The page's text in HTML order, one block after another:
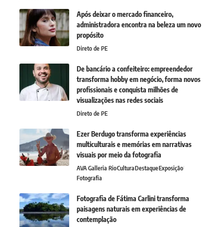
Após deixar o mercado financeiro,
administradora encontra na beleza um novo
propósito
Direto de PE
De bancário a confeiteiro: empreendedor
transforma hobby em negócio, forma novos
profissionais e conquista milhões de
visualizações nas redes sociais
Direto de PE
Ezer Berdugo transforma experiências
multiculturais e memórias em narrativas
visuais por meio da fotografia
AVA Galleria RioCulturaDestaqueExposição
Fotografia
Fotografia de Fátima Carlini transforma
paisagens naturais em experiências de
contemplação